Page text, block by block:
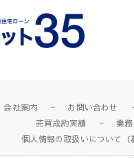
会社案内 お問い合わせ
売買成約実績
業
個人情報の取扱いについて（